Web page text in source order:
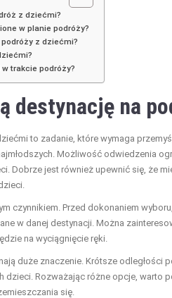
z dziećmi?
w planie podróży?
z dziećmi?
trakcie podróży?
destynację na
to zadanie, które wymaga
Możliwość odwiedzenia
Dobrze jest również upewnić się, że
czynnikiem. Przed dokonaniem
w danej destynacji. Można
na wyciągnięcie ręki.
duże znaczenie. Krótsze
dzieci. Rozważając różne opcje, warto
się.